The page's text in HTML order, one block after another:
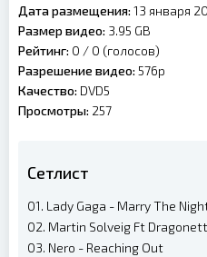
Дата размещения: 13 января
Размер видео: 3.95 GB
Рейтинг: 0 / 0 (голосов)
Разрешение видео: 576p
Качество: DVD5
Просмотры: 257
Сетлист
01. Lady Gaga - Marry The
02. Martin Solveig Ft
03. Nero - Reaching Out